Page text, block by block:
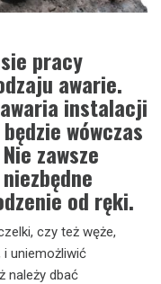
pracy
awarie.
instalacji
wówczas
zawsze
od ręki.
czy też węże,
uniemożliwić
należy dbać